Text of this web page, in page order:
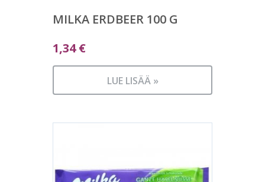
MILKA ERDBEER 100 G
1,34€
LUE LISÄÄ »